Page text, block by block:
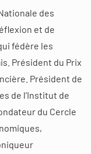
des
et de
fédère les
Président du Prix
Président de
de l’Institut de
du Cercle